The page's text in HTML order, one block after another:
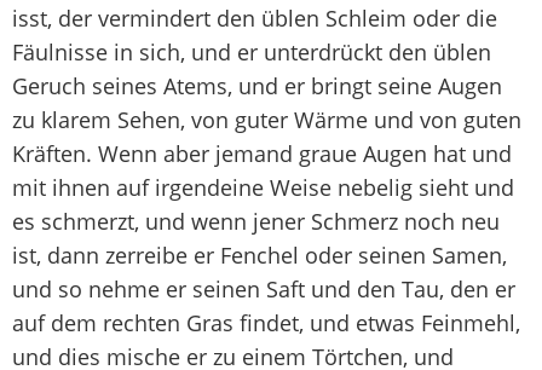
isst, der vermindert den üblen Schleim oder die
Fäulnisse in sich, und er unterdrückt den üblen
Geruch seines Atems, und er bringt seine Augen
zu klarem Sehen, von guter Wärme und von guten
Kräften. Wenn aber jemand graue Augen hat und
mit ihnen auf irgendeine Weise nebelig sieht und
es schmerzt, und wenn jener Schmerz noch neu
ist, dann zerreibe er Fenchel oder seinen Samen,
und so nehme er seinen Saft und den Tau, den er
auf dem rechten Gras findet, und etwas Feinmehl,
und dies mische er zu einem Törtchen, und